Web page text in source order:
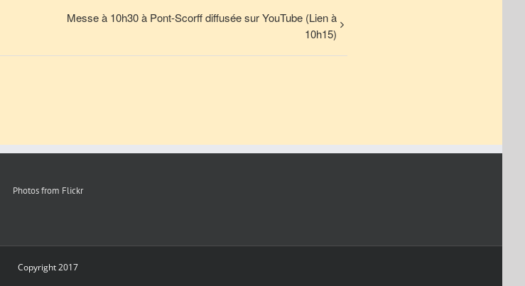
Messe à 10h30 à Pont-Scorff diffusée sur YouTube (Lien à
10h15)
Photos from Flickr
Copyright 2017